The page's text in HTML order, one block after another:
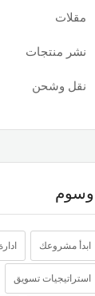
مقلات
نشر منتجات
نقل وشحن
وسوم
ابدأ مشروعك
استراتيجيات تسويق